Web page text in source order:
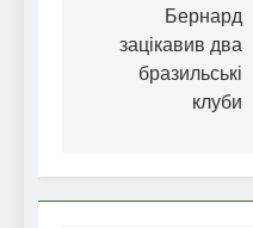
Бернард
зацікавив два
бразильські
клуби